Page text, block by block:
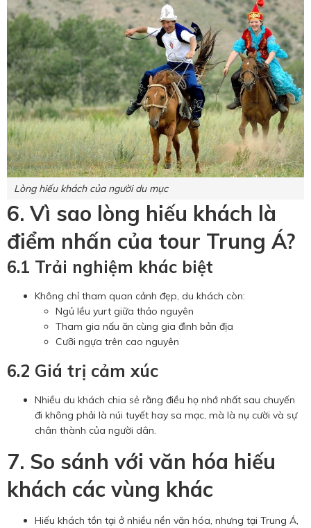
Lòng hiếu khách của người du mục
6. Vì sao lòng hiếu khách là
điểm nhấn của tour Trung Á?
6.1 Trải nghiệm khác biệt
Không chỉ tham quan cảnh đẹp, du khách còn:
Ngủ lều yurt giữa thảo nguyên
Tham gia nấu ăn cùng gia đình bản địa
Cưỡi ngựa trên cao nguyên
6.2 Giá trị cảm xúc
Nhiều du khách chia sẻ rằng điều họ nhớ nhất sau chuyến
đi không phải là núi tuyết hay sa mạc, mà là nụ cười và sự
chân thành của người dân.
7. So sánh với văn hóa hiếu
khách các vùng khác
Hiếu khách tồn tại ở nhiều nền văn hóa, nhưng tại Trung Á,